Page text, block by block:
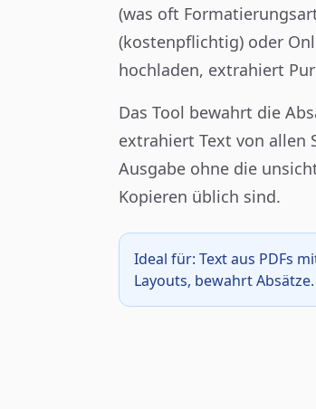
(was oft
(kostenpflichtig) oder
hochladen, extrahiert
Das Tool bewahrt die
extrahiert Text von allen
Ausgabe ohne die
Kopieren üblich sind.
Ideal für: Text aus PDFs
Layouts, bewahrt